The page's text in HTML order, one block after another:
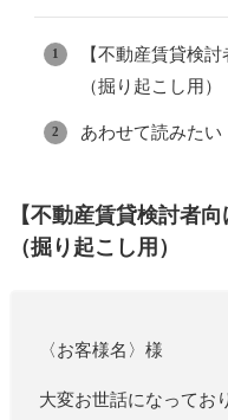
【不動産賃貸検
（掘り起こし用）
あわせて読みたい
【不動産賃貸検討者
（掘り起こし用）
〈お客様名〉様
大変お世話になってお